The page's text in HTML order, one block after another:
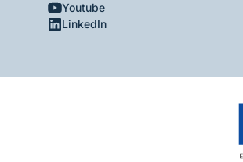
Youtube
LinkedIn